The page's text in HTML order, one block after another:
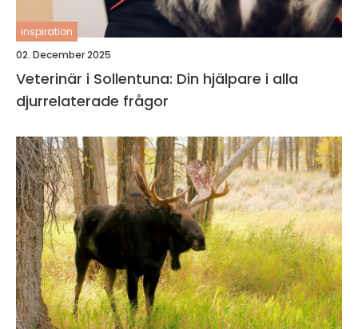
inspiration
02. December 2025
Veterinär i Sollentuna: Din hjälpare i alla
djurrelaterade frågor